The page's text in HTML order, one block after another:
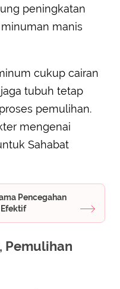
peningkatan
manis
cukup cairan
tubuh tetap
pemulihan.
mengenai
Sahabat
Pencegahan
Pemulihan